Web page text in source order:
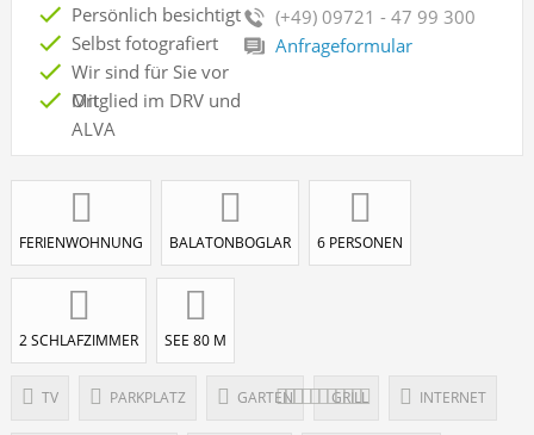
Persönlich besichtigt
Selbst fotografiert
Wir sind für Sie vor
Ort
Mitglied im DRV und
ALVA
(+49) 09721 - 47 99 300
Anfrageformular
FERIENWOHNUNG BALATONBOGLAR 6 PERSONEN
2 SCHLAFZIMMER SEE 80 M
TV PARKPLATZ GARTEN GRILL INTERNET